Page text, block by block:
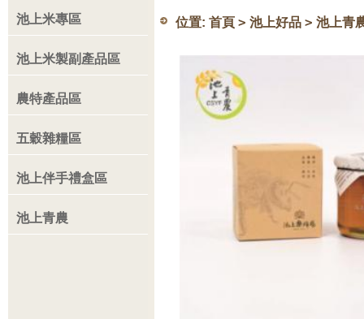
池上米專區
池上米製副產品區
農特產品區
五穀雜糧區
池上伴手禮盒區
池上青農
位置: 首頁 > 池上好品 > 池上青